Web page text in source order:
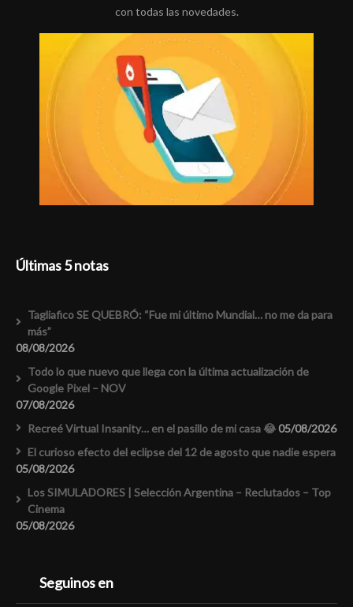
con todas las novedades.
Últimas 5 notas
Tagliafico SE QUEBRÓ: “Fue mi último Mundial… no me da para
más”
08/08/2026
Todo lo que nuevo que llega con la última actualización de
Google Pixel – NOV
07/08/2026
Recreé Virtual Insanity… en el pasillo de mi casa 😂05/08/2026
El curioso efecto del eclipse del 12 de agosto que nadie espera
05/08/2026
Los SIMULADORES | Selección Argentina – Reclutados – Top
Cinema
05/08/2026
Seguinos en